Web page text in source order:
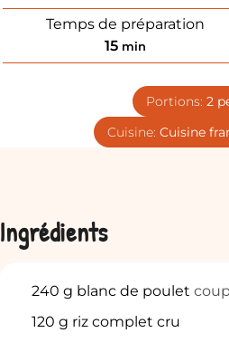
Temps de préparation
15 min
Portions:2
Cuisine:Cuisine
Ingrédients
240 g blanc de poulet
120 g riz complet cru